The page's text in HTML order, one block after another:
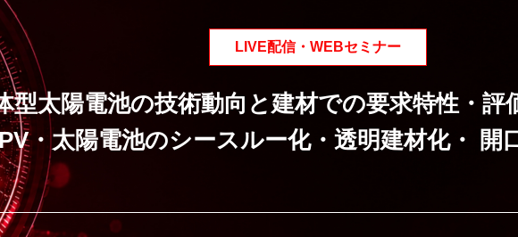
LIVE配信・WEBセミナー
型太陽電池の技術動向と建材での要求特性・評
・太陽電池のシースルー化・透明建材化・ 開